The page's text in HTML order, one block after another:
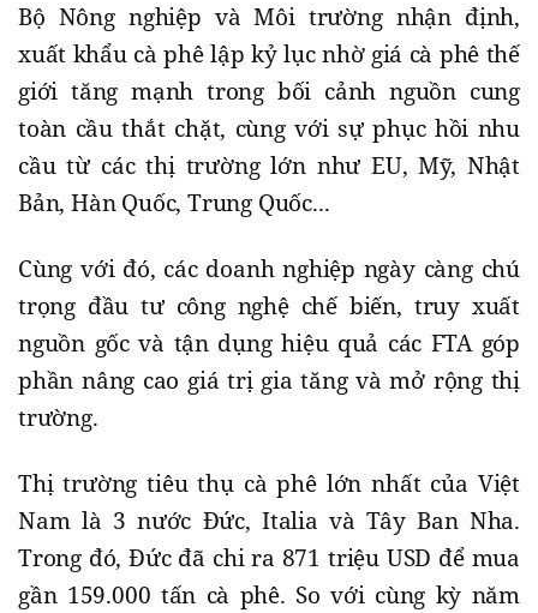
Bộ Nông nghiệp và Môi trường nhận định,
xuất khẩu cà phê lập kỷ lục nhờ giá cà phê thế
giới tăng mạnh trong bối cảnh nguồn cung
toàn cầu thắt chặt, cùng với sự phục hồi nhu
cầu từ các thị trường lớn như EU, Mỹ, Nhật
Bản, Hàn Quốc, Trung Quốc...
Cùng với đó, các doanh nghiệp ngày càng chú
trọng đầu tư công nghệ chế biến, truy xuất
nguồn gốc và tận dụng hiệu quả các FTA góp
phần nâng cao giá trị gia tăng và mở rộng thị
trường.
Thị trường tiêu thụ cà phê lớn nhất của Việt
Nam là 3 nước Đức, Italia và Tây Ban Nha.
Trong đó, Đức đã chi ra 871 triệu USD để mua
gần 159.000 tấn cà phê. So với cùng kỳ năm